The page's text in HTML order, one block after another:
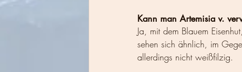
Kann man Artemisia v.
Ja, mit dem Blauem
sehen sich ähnlich, im
allerdings nicht weißfilzig.